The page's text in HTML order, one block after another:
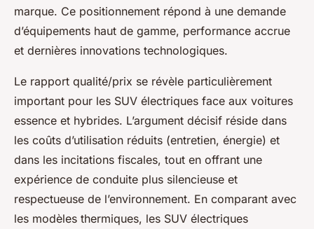
marque. Ce positionnement répond à une demande
d’équipements haut de gamme, performance accrue
et dernières innovations technologiques.
Le rapport qualité/prix se révèle particulièrement
important pour les SUV électriques face aux voitures
essence et hybrides. L’argument décisif réside dans
les coûts d’utilisation réduits (entretien, énergie) et
dans les incitations fiscales, tout en offrant une
expérience de conduite plus silencieuse et
respectueuse de l’environnement. En comparant avec
les modèles thermiques, les SUV électriques